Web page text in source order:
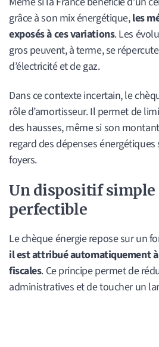
grâce à son mix énergétique,les
exposés à ces variations. Les
gros peuvent, à terme, se
d’électricité et de gaz.
Dans ce contexte incertain, le
rôle d’amortisseur. Il permet de
des hausses, même si son
regard des dépenses
foyers.
Un dispositif simple
perfectible
Le chèque énergie repose sur un
il est attribué automatiquement
fiscales. Ce principe permet de
administratives et de toucher un